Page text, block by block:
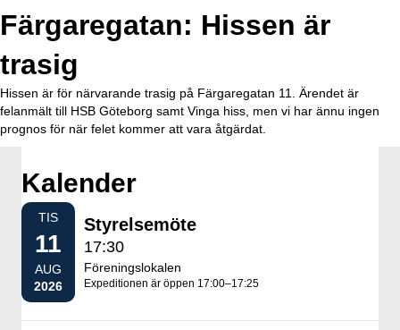
Färgaregatan: Hissen är
trasig
Hissen är för närvarande trasig på Färgaregatan 11. Ärendet är
felanmält till HSB Göteborg samt Vinga hiss, men vi har ännu ingen
prognos för när felet kommer att vara åtgärdat.
Kalender
TIS
11
AUG
2026
Styrelsemöte
17:30
Föreningslokalen
Expeditionen är öppen 17:00–17:25